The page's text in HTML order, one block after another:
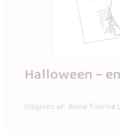
Halloween –
Udgives af: Anne Tvarnø